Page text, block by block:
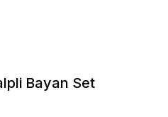
Bayan Set